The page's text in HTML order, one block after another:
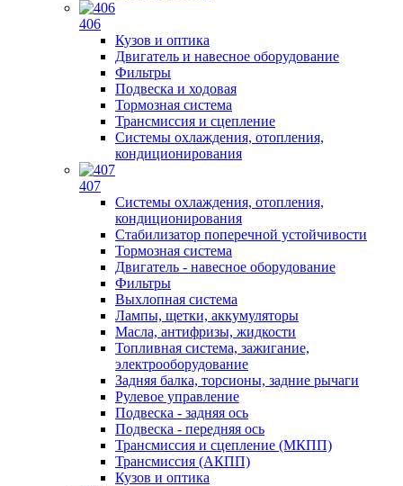
406
Кузов и оптика
Двигатель и навесное оборудование
Фильтры
Подвеска и ходовая
Тормозная система
Трансмиссия и сцепление
Системы охлаждения, отопления,
кондиционирования
407
Системы охлаждения, отопления,
кондиционирования
Стабилизатор поперечной устойчивости
Тормозная система
Двигатель - навесное оборудование
Фильтры
Выхлопная система
Лампы, щетки, аккумуляторы
Масла, антифризы, жидкости
Топливная система, зажигание,
электрооборудование
Задняя балка, торсионы, задние рычаги
Рулевое управление
Подвеска - задняя ось
Подвеска - передняя ось
Трансмиссия и сцепление (МКПП)
Трансмиссия (АКПП)
Кузов и оптика